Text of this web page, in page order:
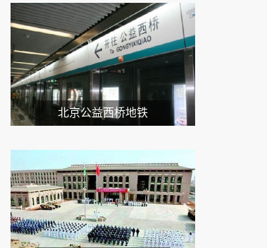
北京公益西桥地铁